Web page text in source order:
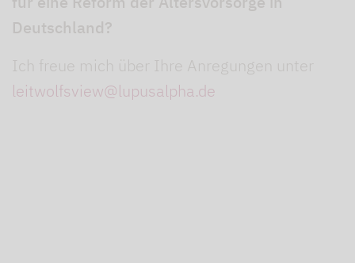
Deutschland?
Ich freue mich über Ihre Anregungen unter
leitwolfsview@lupusalpha.de